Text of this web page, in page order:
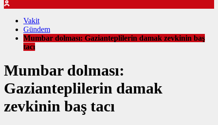
Vakit
Gündem
Mumbar dolması: Gazianteplilerin damak zevkinin baş
tacı
Mumbar dolması:
Gazianteplilerin damak
zevkinin baş tacı